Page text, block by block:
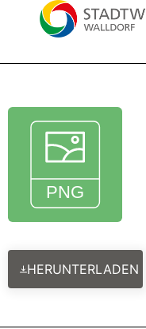
HERUNTERLADEN